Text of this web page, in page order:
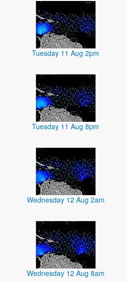
Tuesday 11 Aug 2pm
Tuesday 11 Aug 8pm
Wednesday 12 Aug 2am
Wednesday 12 Aug 8am